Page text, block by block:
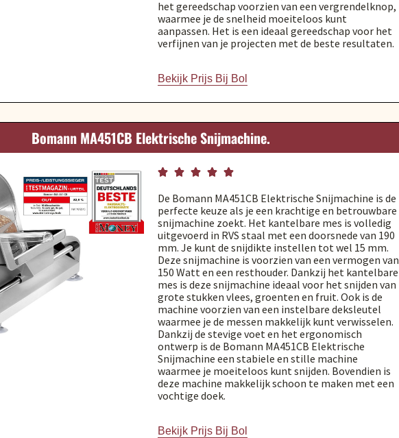
het gereedschap voorzien van een vergrendelknop,
waarmee je de snelheid moeiteloos kunt
aanpassen. Het is een ideaal gereedschap voor het
verfijnen van je projecten met de beste resultaten.
Bekijk Prijs Bij Bol
Bomann MA451CB Elektrische Snijmachine.
    
De Bomann MA451CB Elektrische Snijmachine is de
perfecte keuze als je een krachtige en betrouwbare
snijmachine zoekt. Het kantelbare mes is volledig
uitgevoerd in RVS staal met een doorsnede van 190
mm. Je kunt de snijdikte instellen tot wel 15 mm.
Deze snijmachine is voorzien van een vermogen van
150 Watt en een resthouder. Dankzij het kantelbare
mes is deze snijmachine ideaal voor het snijden van
grote stukken vlees, groenten en fruit. Ook is de
machine voorzien van een instelbare deksleutel
waarmee je de messen makkelijk kunt verwisselen.
Dankzij de stevige voet en het ergonomisch
ontwerp is de Bomann MA451CB Elektrische
Snijmachine een stabiele en stille machine
waarmee je moeiteloos kunt snijden. Bovendien is
deze machine makkelijk schoon te maken met een
vochtige doek.
Bekijk Prijs Bij Bol